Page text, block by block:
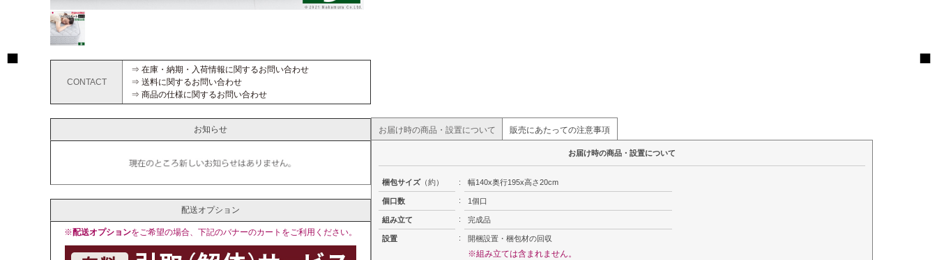
CONTACT
⇒ 在庫・納期・入荷情報に関するお問い合わせ
⇒ 送料に関するお問い合わせ
⇒ 商品の仕様に関するお問い合わせ
お知らせ
配送オプション
※配送オプションをご希望の場合、下記のバナーのカートをご利用ください。
お届け時の商品・設置について 販売にあたっての注意事項
お届け時の商品・設置について
梱包サイズ（約） : 幅140x奥行195x高さ20cm
個口数 : 1個口
組み立て : 完成品
設置 : 開梱設置・梱包材の回収
※組み立ては含まれません。